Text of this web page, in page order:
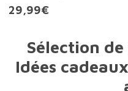
29,99€
Sélection
Idées